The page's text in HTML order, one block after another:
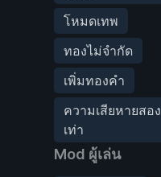
โหมดเทพ
ทองไม่จำกัด
เพิ่มทองคำ
ความเสียหายสอง
เท่า
Mod ผู้เล่น